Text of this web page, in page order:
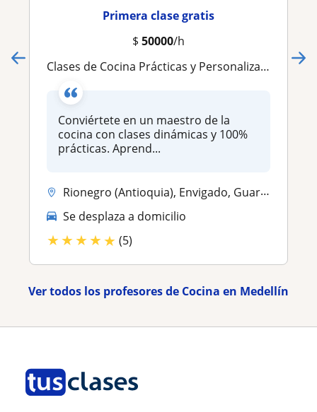
Primera clase gratis
$ 50000/h
Clases de Cocina Prácticas y Personalizadas: Técnicas, Recetas y Presentación de Platos
Conviértete en un maestro de la
cocina con clases dinámicas y 100%
prácticas. Aprend...
Rionegro (Antioquia), Envigado, Guarne, Itagui, La Ceja, La Estrella, ...
Se desplaza a domicilio
★★★★★ (5)
Ver todos los profesores de Cocina en Medellín